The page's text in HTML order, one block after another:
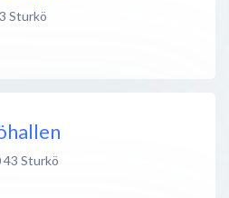
Sturkö
43 Sturkö